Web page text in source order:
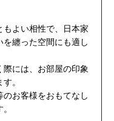
よい相性で、日本家
纏った空間にも適し
には、お部屋の印象
。
お客様をおもてなし